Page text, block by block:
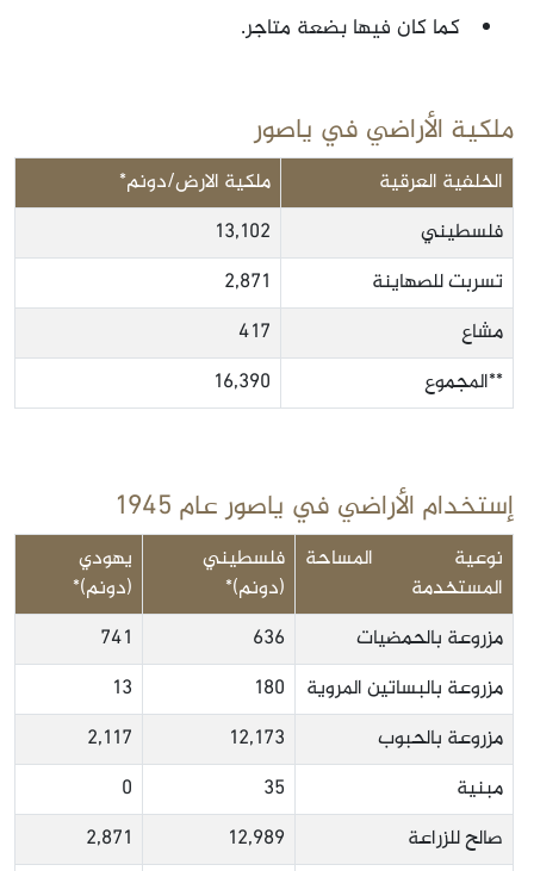
كما كان فيها بضعة متاجر.
ملكية الأراضي في ياصور
الخلفية العرقية
ملكية الارض/دونم*
فلسطيني
13,102
تسربت للصهاينة
2,871
مشاع
417
**المجموع
16,390
إستخدام الأراضي في ياصور عام 1945
نوعية المساحة
المستخدمة
فلسطيني
(دونم)*
يهودي
(دونم)*
مزروعة بالحمضيات
636
741
مزروعة بالبساتين المروية
180
13
مزروعة بالحبوب
12,173
2,117
مبنية
35
0
صالح للزراعة
12,989
2,871